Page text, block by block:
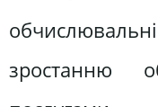
зростанню